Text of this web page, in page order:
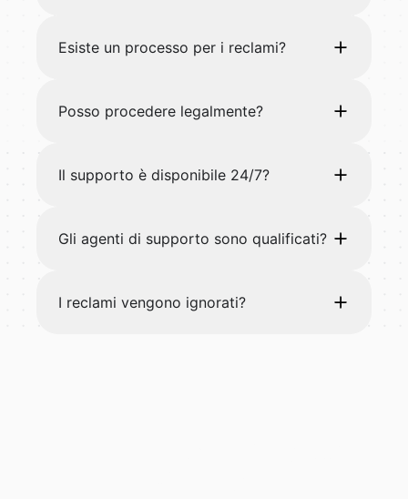
Esiste un processo per i reclami?
Posso procedere legalmente?
Il supporto è disponibile 24/7?
Gli agenti di supporto sono qualificati?
I reclami vengono ignorati?